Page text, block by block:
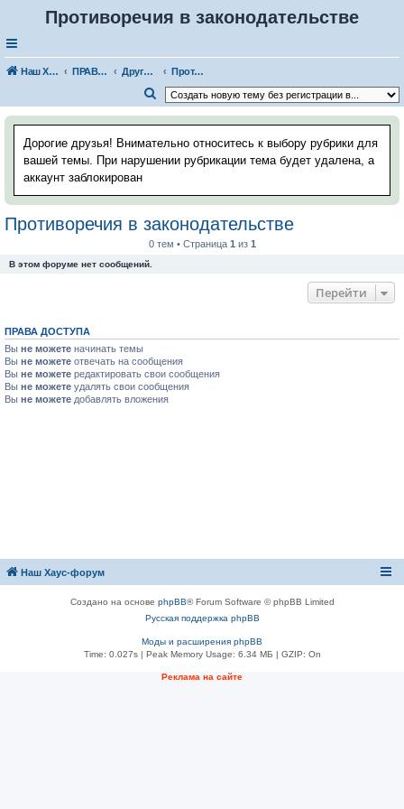
Противоречия в законодательстве
Наш Хаус-форум ПРАВОВЫЕ ВОПРОСЫ Другие правовые вопросы
Противоречия в законодательстве
о
с
Дорогие друзья! Внимательно относитесь к выбору рубрики для
вашей темы. При нарушении рубрикации тема будет удалена, а
аккаунт заблокирован
Противоречия в законодательстве
0 тем • Страница 1 из 1
В этом форуме нет сообщений.
Перейти
ПРАВА ДОСТУПА
Вы не можете начинать темы
Вы не можете отвечать на сообщения
Вы не можете редактировать свои сообщения
Вы не можете удалять свои сообщения
Вы не можете добавлять вложения
Наш Хаус-форум
Создано на основе phpBB® Forum Software © phpBB Limited
Русская поддержка phpBB
Моды и расширения phpBB
Time: 0.027s| Peak Memory Usage: 6.34 МБ | GZIP: On
Реклама на сайте